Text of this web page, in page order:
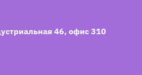
46, офис 310